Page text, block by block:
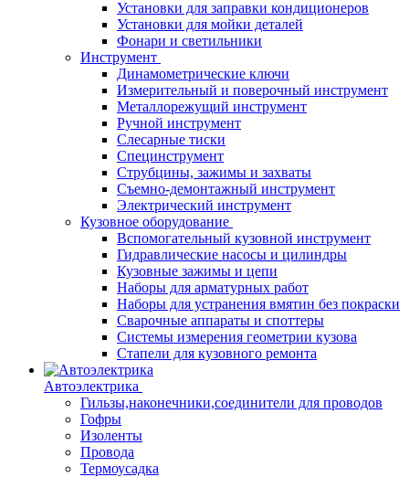
Установки для заправки кондиционеров
Установки для мойки деталей
Фонари и светильники
Инструмент
Динамометрические ключи
Измерительный и поверочный инструмент
Металлорежущий инструмент
Ручной инструмент
Слесарные тиски
Специнструмент
Струбцины, зажимы и захваты
Съемно-демонтажный инструмент
Электрический инструмент
Кузовное оборудование
Вспомогательный кузовной инструмент
Гидравлические насосы и цилиндры
Кузовные зажимы и цепи
Наборы для арматурных работ
Наборы для устранения вмятин без покраски
Сварочные аппараты и споттеры
Системы измерения геометрии кузова
Стапели для кузовного ремонта
Автоэлектрика
Гильзы,наконечники,соединители для проводов
Гофры
Изоленты
Провода
Термоусадка